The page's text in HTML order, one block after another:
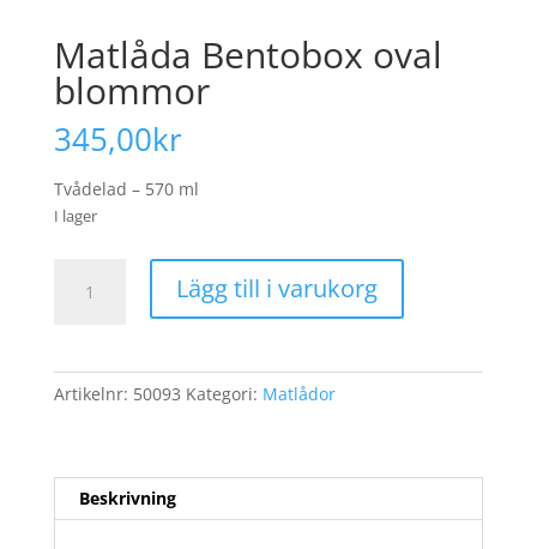
Matlåda Bentobox oval
blommor
345,00kr
Tvådelad – 570 ml
I lager
Bentobox
mängd
Lägg till i varukorg
Artikelnr: 50093 Kategori: Matlådor
Beskrivning